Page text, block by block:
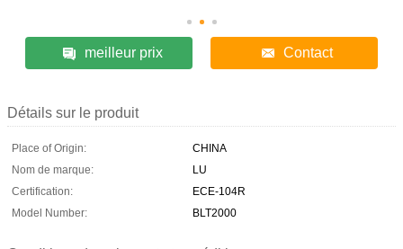
meilleur prix Contact
Détails sur le produit
Place of Origin:
CHINA
Nom de marque:
LU
Certification:
ECE-104R
Model Number:
BLT2000